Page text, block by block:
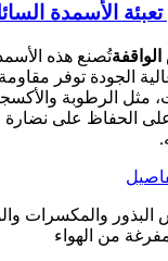
الأسمدة
الواقفةتُصنع هذه
الجودة توفر
مثل الرطوبة
الحفاظ على نضارة